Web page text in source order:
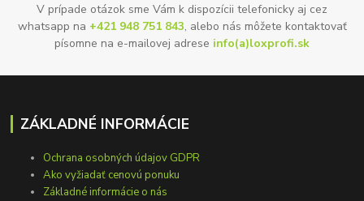
V prípade otázok sme Vám k dispozícii telefonicky aj cez
whatsapp na +421 948 751 843, alebo nás môžete kontaktovať
písomne na e-mailovej adrese info(a)loxprofi.sk
ZÁKLADNÉ INFORMÁCIE
Ochrana osobných údajov GDPR
Ako vyžiadať cenovú ponuku
Základné informácie o nás